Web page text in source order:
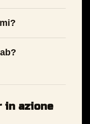
in azione